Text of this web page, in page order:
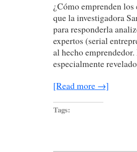
¿Cómo emprenden los
que la investigadora
para responderla
expertos (serial
al hecho
especialmente
[Read more →]
Tags: